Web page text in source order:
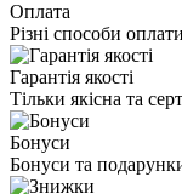
Оплата
Різні способи
Гарантія якості
Тільки якісна та
Бонуси
Бонуси та